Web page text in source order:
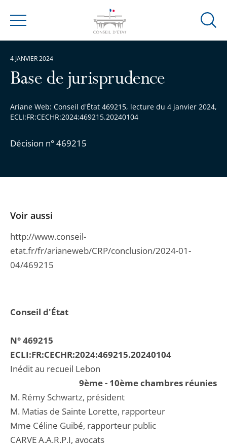
Menu
Ouvrir
Base de jurisprudence
Ariane Web: Conseil d'État 469215, lecture du 4 janvier 2024,
ECLI:FR:CECHR:2024:469215.20240104
Décision n° 469215
4 JANVIER 2024
Conseil d'État
N° 469215
ECLI:FR:CECHR:2024:469215.20240104
Inédit au recueil Lebon
9ème - 10ème chambres réunies
M. Rémy Schwartz, président
M. Matias de Sainte Lorette, rapporteur
Mme Céline Guibé, rapporteur public
CARVE A.A.R.P.I, avocats
Voir aussi
http://www.conseil-
etat.fr/fr/arianeweb/CRP/conclusion/2024-01-
04/469215